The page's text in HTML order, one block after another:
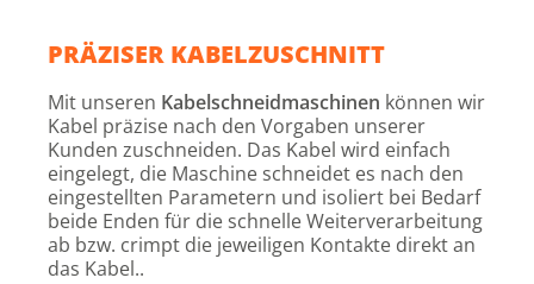
PRÄZISER KABELZUSCHNITT
Mit unseren Kabelschneidmaschinen können wir
Kabel präzise nach den Vorgaben unserer
Kunden zuschneiden. Das Kabel wird einfach
eingelegt, die Maschine schneidet es nach den
eingestellten Parametern und isoliert bei Bedarf
beide Enden für die schnelle Weiterverarbeitung
ab bzw. crimpt die jeweiligen Kontakte direkt an
das Kabel..